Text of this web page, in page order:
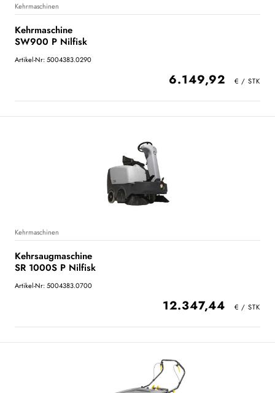
Kehrmaschinen
Kehrmaschine
SW900 P Nilfisk
Artikel-Nr: 5004383.0290
6.149,92
Kehrmaschinen
Kehrsaugmaschine
SR 1000S P Nilfisk
Artikel-Nr: 5004383.0700
12.347,44